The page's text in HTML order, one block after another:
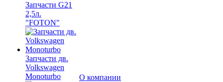
Запчасти G21
2,5л.
"FOTON"
Запчасти дв.
Volkswagen
Monoturbo
О компании